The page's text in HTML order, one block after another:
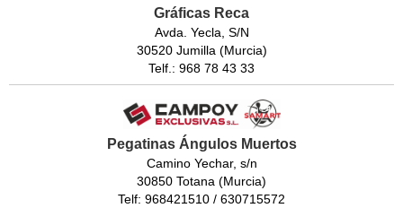
Gráficas Reca
Avda. Yecla, S/N
30520 Jumilla (Murcia)
Telf.: 968 78 43 33
Pegatinas Ángulos Muertos
Camino Yechar, s/n
30850 Totana (Murcia)
Telf: 968421510 / 630715572